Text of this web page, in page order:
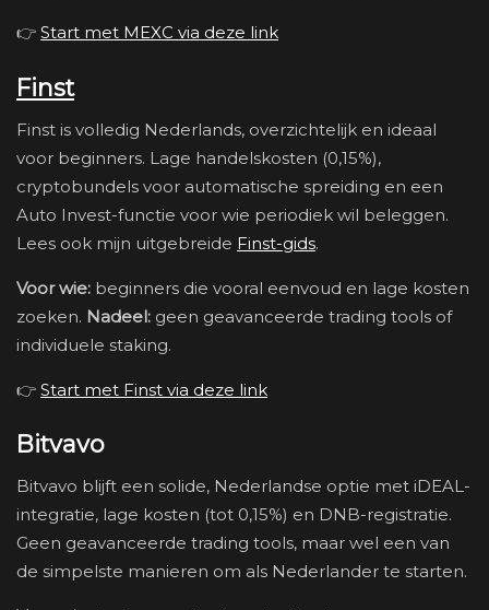
👉 Start met MEXC via deze link
Finst
Finst is volledig Nederlands, overzichtelijk en ideaal
voor beginners. Lage handelskosten (0,15%),
cryptobundels voor automatische spreiding en een
Auto Invest-functie voor wie periodiek wil beleggen.
Lees ook mijn uitgebreide Finst-gids.
Voor wie: beginners die vooral eenvoud en lage kosten
zoeken. Nadeel: geen geavanceerde trading tools of
individuele staking.
👉 Start met Finst via deze link
Bitvavo
Bitvavo blijft een solide, Nederlandse optie met iDEAL-
integratie, lage kosten (tot 0,15%) en DNB-registratie.
Geen geavanceerde trading tools, maar wel een van
de simpelste manieren om als Nederlander te starten.